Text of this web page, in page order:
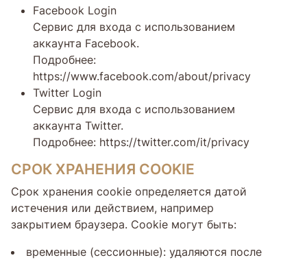
Facebook Login
Сервис для входа с использованием
аккаунта Facebook.
Подробнее:
https://www.facebook.com/about/privacy
Twitter Login
Сервис для входа с использованием
аккаунта Twitter.
Подробнее: https://twitter.com/it/privacy
СРОК ХРАНЕНИЯ COOKIE
Срок хранения cookie определяется датой
истечения или действием, например
закрытием браузера. Cookie могут быть:
временные (сессионные): удаляются после